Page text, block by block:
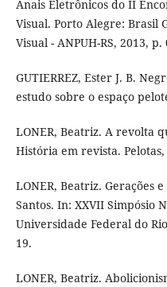
Anais Eletrônicos do II
Visual. Porto Alegre: Brasil
Visual - ANPUH-RS, 2013, p.
GUTIERREZ, Ester J. B.
estudo sobre o espaço
LONER, Beatriz. A revolta
História em revista. Pelotas,
LONER, Beatriz. Gerações
Santos. In: XXVII Simpósio
Universidade Federal do
19.
LONER, Beatriz.